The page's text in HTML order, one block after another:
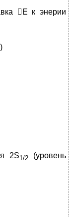
E к энерии
2S1/2 (уровень